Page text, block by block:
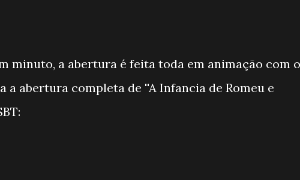
minuto, a abertura é feita toda em animação com o
a abertura completa de ''A Infancia de Romeu e